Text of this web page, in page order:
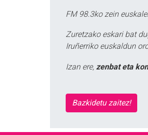
FM 98.3ko zein
Zuretzako eskari bat
Iruñerriko euskaldun
Izan ere, zenbat eta
Bazkidetu zaitez!